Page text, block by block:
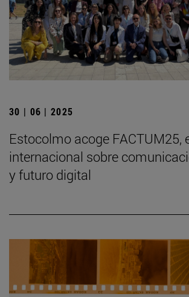
30 | 06 | 2025
Estocolmo acoge FACTUM25,
internacional sobre
y futuro digital